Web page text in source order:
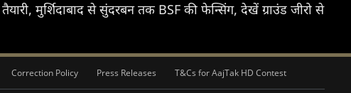
मुर्शिदाबाद से सुंदरबन तक BSF की फेन्सिंग, देखें ग्राउंड जीरो से
Correction Policy Press Releases T&Cs for AajTak HD Contest